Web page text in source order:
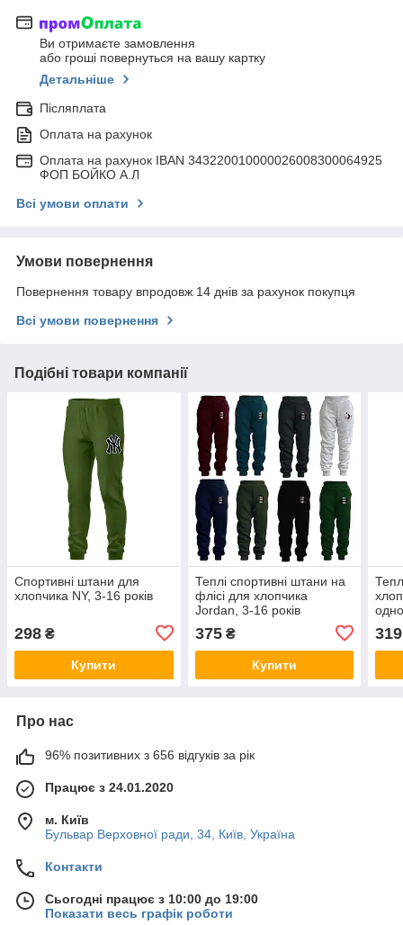
Ви отримаєте замовлення
або гроші повернуться на вашу картку
Детальніше
Післяплата
Оплата на рахунок
Оплата на рахунок IBAN 343220010000026008300064925
ФОП БОЙКО А.Л
Всі умови оплати
Умови повернення
Повернення товару впродовж 14 днів за рахунок покупця
Всі умови повернення
Подібні товари компанії
Спортивні штани для
хлопчика NY, 3-16 років
298 ₴
Купити
Теплі спортивні штани на
флісі для хлопчика
Jordan, 3-16 років
375₴
Купити
319
Про нас
96% позитивних з 656 відгуків за рік
Працює з 24.01.2020
м. Київ
Бульвар Верховної ради, 34, Київ, Україна
Контакти
Сьогодні працює з 10:00 до 19:00
Показати весь графік роботи